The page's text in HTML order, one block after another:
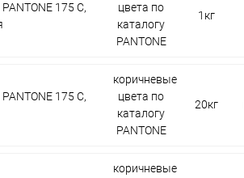
175 C,
цвета по
каталогу
PANTONE
1кг
175 C,
коричневые
цвета по
каталогу
PANTONE
20кг
коричневые